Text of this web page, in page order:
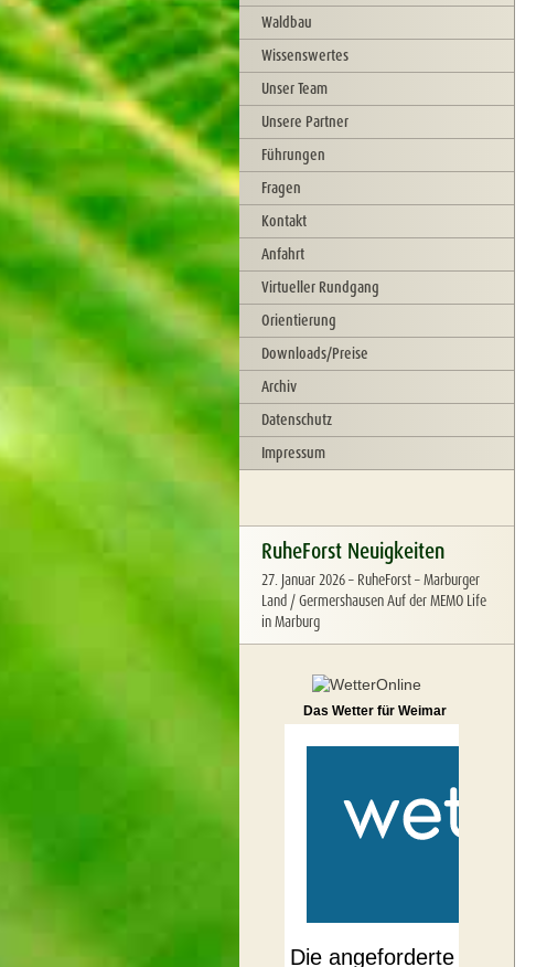
Waldbau
Wissenswertes
Unser Team
Unsere Partner
Führungen
Fragen
Kontakt
Anfahrt
Virtueller Rundgang
Orientierung
Downloads/Preise
Archiv
Datenschutz
Impressum
RuheForst Neuigkeiten
27. Januar 2026– RuheForst – Marburger
Land / Germershausen Auf der MEMO Life
in Marburg
Das Wetter für Weimar